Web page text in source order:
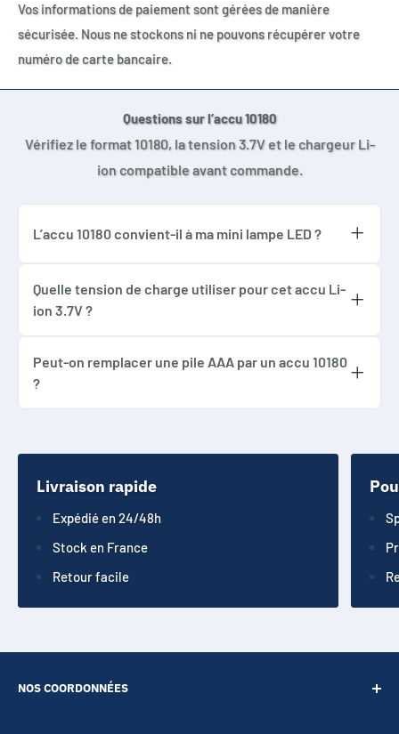
Torche UC02 compatible
Petite torche compatible
Petit haut-parleur compatible
Montage électronique 3.7V
Cellule lithium-ion 10180
Batterie cylindrique Ø10 x 18 mm
Vos informations de paiement sont gérées de manière
sécurisée. Nous ne stockons ni ne pouvons récupérer votre
numéro de carte bancaire.
Questions sur l’accu 10180
Vérifiez le format 10180, la tension 3.7V et le chargeur Li-
ion compatible avant commande.
L’accu 10180 convient-il à ma mini lampe LED ?
LED utilise une cellule Li-ion 3.7V au format
10180 ou ICR10180.
Quelle tension de charge utiliser pour cet accu Li-
ion 3.7V ?
chargeur lithium-ion adapté, avec une
tension de charge de 4.2V.
Peut-on remplacer une pile AAA par un accu 10180
?
ou une autre batterie lithium comme 10440.
Livraison rapide
Expédié en 24/48h
Stock en France
Retour facile
NOS COORDONNÉES